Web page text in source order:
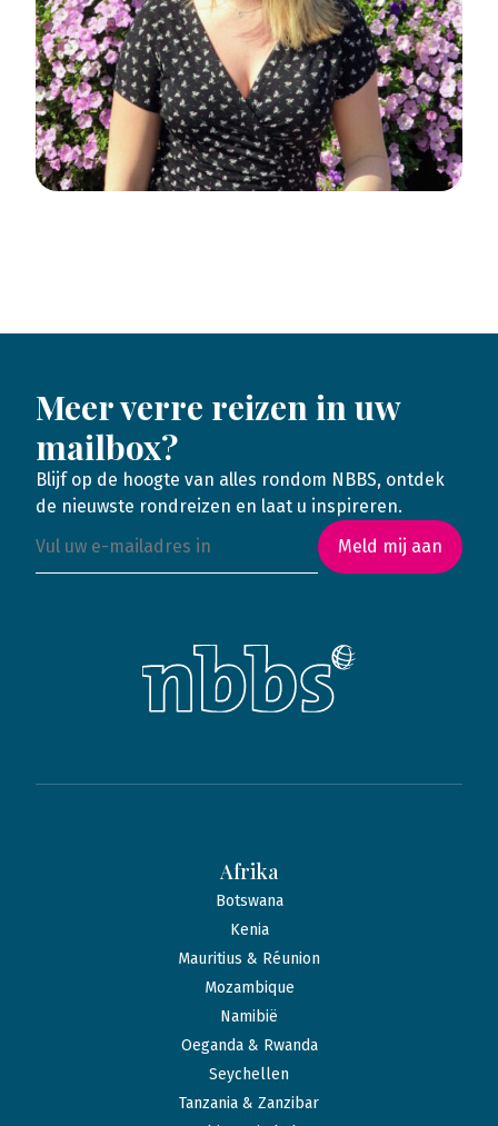
Meer verre reizen in uw
mailbox?
Blijf op de hoogte van alles rondom NBBS, ontdek
de nieuwste rondreizen en laat u inspireren.
Meld mij aan
Afrika
Botswana
Kenia
Mauritius & Réunion
Mozambique
Namibië
Oeganda & Rwanda
Seychellen
Tanzania & Zanzibar